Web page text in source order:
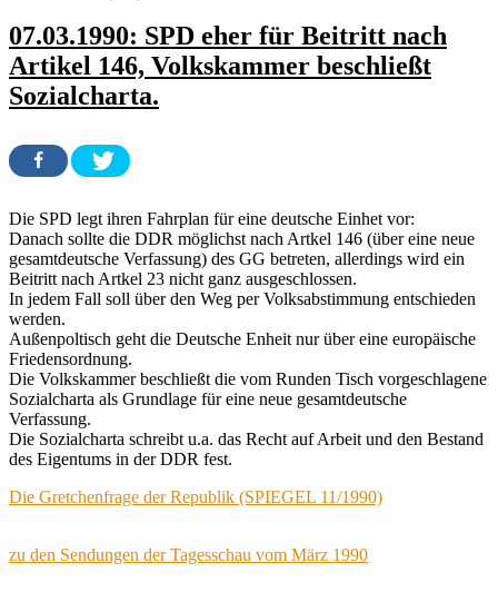
07.03.1990: SPD eher für Beitritt nach
Artikel 146, Volkskammer beschließt
Sozialcharta.
Die SPD legt ihren Fahrplan für eine deutsche Einhet vor:
Danach sollte die DDR möglichst nach Artkel 146 (über eine neue
gesamtdeutsche Verfassung) des GG betreten, allerdings wird ein
Beitritt nach Artkel 23 nicht ganz ausgeschlossen.
In jedem Fall soll über den Weg per Volksabstimmung entschieden
werden.
Außenpoltisch geht die Deutsche Enheit nur über eine europäische
Friedensordnung.
Die Volkskammer beschließt die vom Runden Tisch vorgeschlagene
Sozialcharta als Grundlage für eine neue gesamtdeutsche
Verfassung.
Die Sozialcharta schreibt u.a. das Recht auf Arbeit und den Bestand
des Eigentums in der DDR fest.
Die Gretchenfrage der Republik (SPIEGEL 11/1990)
zu den Sendungen der Tagesschau vom März 1990